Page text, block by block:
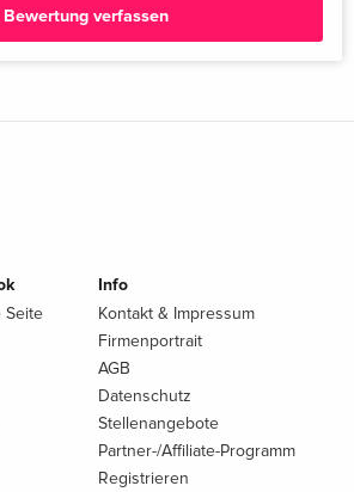
Bewertung verfassen
Seite
Info
Kontakt & Impressum
Firmenportrait
AGB
Datenschutz
Stellenangebote
Partner-/Affiliate-Programm
Registrieren